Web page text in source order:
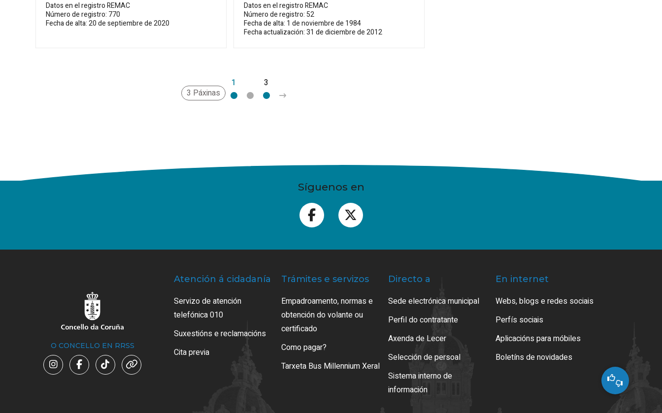
Datos en el registro REMAC
Número de registro: 770
Fecha de alta: 20 de septiembre de 2020
Datos en el registro REMAC
Número de registro: 52
Fecha de alta: 1 de noviembre de 1984
Fecha actualización: 31 de diciembre de 2012
3 Páxinas
1 3
Síguenos en
O CONCELLO EN RRSS
Atención á cidadanía
Servizo de atención
telefónica 010
Suxestións e reclamacións
Cita previa
Trámites e servizos
Empadroamento, normas e
obtención do volante ou
certificado
Como pagar?
Tarxeta Bus Millennium Xeral
Directo a
Sede electrónica municipal
Perfil do contratante
Axenda de Lecer
Selección de persoal
Sistema interno de
información
En internet
Webs, blogs e redes sociais
Perfís sociais
Aplicacións para móbiles
Boletíns de novidades